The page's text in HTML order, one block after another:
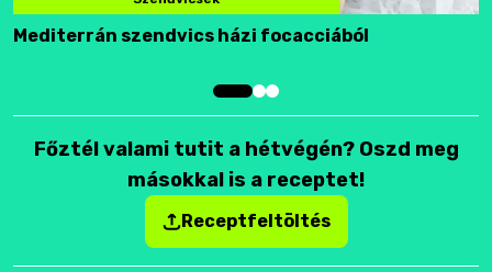
Mediterrán szendvics házi focacciából
Főztél valami tutit a hétvégén? Oszd meg
másokkal is a receptet!
Receptfeltöltés